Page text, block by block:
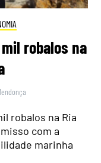
robalos na
robalos na Ria
com a
marinha